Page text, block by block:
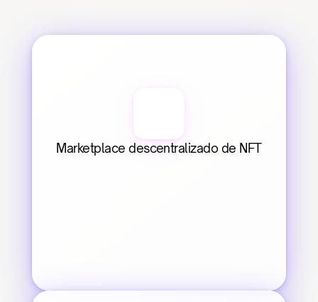
Marketplace descentralizado de NFT